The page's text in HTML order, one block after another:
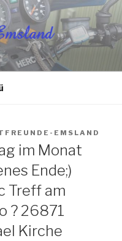
EMSLAND
im Monat
Ende;)
Treff am
? 26871
Kirche